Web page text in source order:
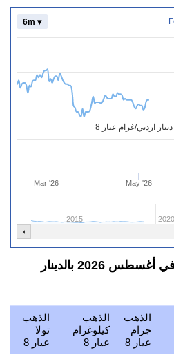
اردني/غرام عيار 8
Mar '26 May '26
2015 2020
6m ▾
أسعار الذهب في الأردن في أغسطس 2026 بالدينار
الذهب
جرام
عيار 8
الذهب
كيلوغرام
عيار 8
الذهب
تولا
عيار 8